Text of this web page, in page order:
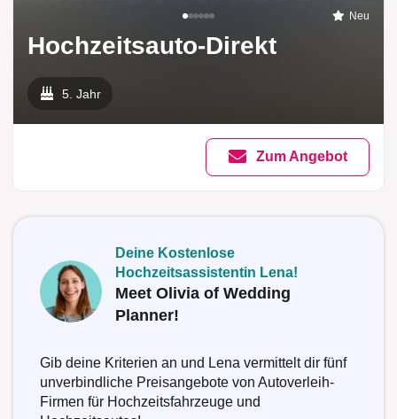
Neu
Hochzeitsauto-Direkt
5. Jahr
Zum Angebot
Deine Kostenlose
Hochzeitsassistentin Lena!
Meet Olivia of Wedding
Planner!
Gib deine Kriterien an und Lena vermittelt dir fünf
unverbindliche Preisangebote von Autoverleih-
Firmen für Hochzeitsfahrzeuge und